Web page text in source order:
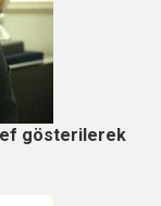
gösterilerek